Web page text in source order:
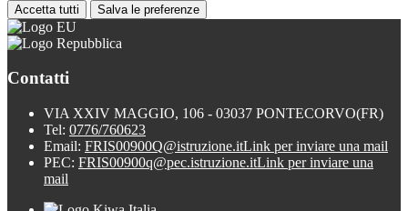
Accetta tutti Salva le preferenze
Contatti
VIA XXIV MAGGIO, 106 - 03037 PONTECORVO(FR)
Tel: 0776/760623
Email: FRIS00900Q@istruzione.itLink per inviare una mail
PEC: FRIS00900q@pec.istruzione.itLink per inviare una
mail